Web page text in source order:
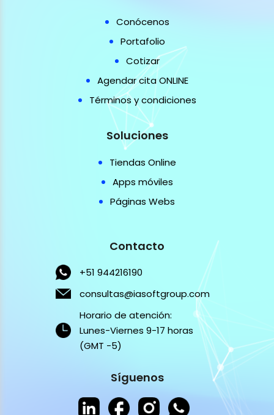
Conócenos
Portafolio
Cotizar
Agendar cita ONLINE
Términos y condiciones
Soluciones
Tiendas Online
Apps móviles
Páginas Webs
Contacto
+51 944216190
consultas@iasoftgroup.com
Horario de atención:
Lunes-Viernes 9-17 horas
(GMT -5)
Síguenos